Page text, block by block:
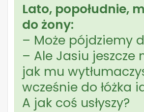
Lato, popołudnie,
do żony:
– Może pójdziemy
– Ale Jasiu jeszcze
jak mu
wcześnie do łóżka
A jak coś usłyszy?